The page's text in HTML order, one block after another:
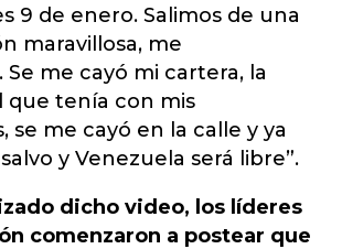
9 de enero. Salimos de una
maravillosa, me
me cayó mi cartera, la
que tenía con mis
se me cayó en la calle y ya
y Venezuela será libre”.
dicho video, los líderes
comenzaron a postear que